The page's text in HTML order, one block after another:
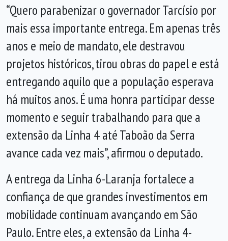
“Quero parabenizar o governador Tarcísio por
mais essa importante entrega. Em apenas três
anos e meio de mandato, ele destravou
projetos históricos, tirou obras do papel e está
entregando aquilo que a população esperava
há muitos anos. É uma honra participar desse
momento e seguir trabalhando para que a
extensão da Linha 4 até Taboão da Serra
avance cada vez mais”, afirmou o deputado.
A entrega da Linha 6-Laranja fortalece a
confiança de que grandes investimentos em
mobilidade continuam avançando em São
Paulo. Entre eles, a extensão da Linha 4-